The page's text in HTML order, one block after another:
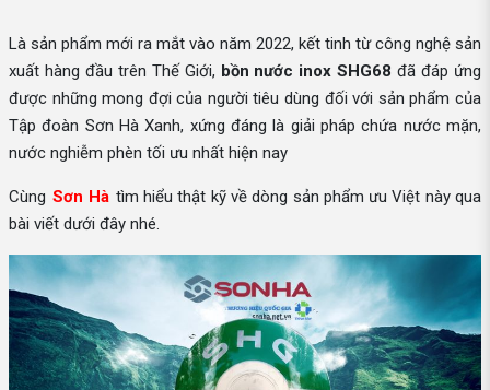
Là sản phẩm mới ra mắt vào năm 2022, kết tinh từ công nghệ sản
xuất hàng đầu trên Thế Giới, bồn nước inox SHG68 đã đáp ứng
được những mong đợi của người tiêu dùng đối với sản phẩm của
Tập đoàn Sơn Hà Xanh, xứng đáng là giải pháp chứa nước mặn,
nước nghiễm phèn tối ưu nhất hiện nay
Cùng Sơn Hà tìm hiểu thật kỹ về dòng sản phẩm ưu Việt này qua
bài viết dưới đây nhé.